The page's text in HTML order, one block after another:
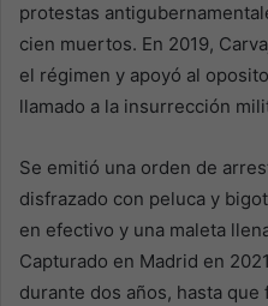
protestas
cien muertos. En 2019,
el régimen y apoyó al
llamado a la insurrección
Se emitió una orden de
disfrazado con peluca y
en efectivo y una maleta
Capturado en Madrid en
durante dos años, hasta